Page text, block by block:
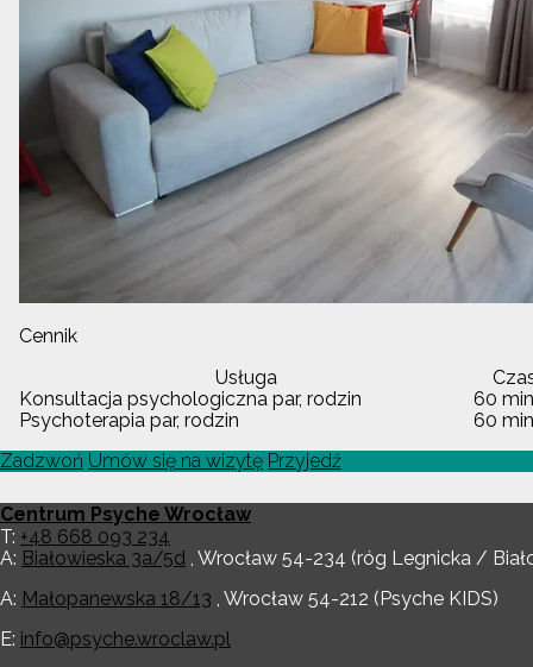
Cennik
Usługa
Konsultacja psychologiczna par, rodzin
60
Psychoterapia par, rodzin
60
Zadzwoń Umów się na wizytę Przyjedź
Centrum Psyche Wrocław
T: +48 668 093 234
A: Białowieska 3a/5d , Wrocław 54-234 (róg Legnicka /
A: Małopanewska 18/13 , Wrocław 54-212 (Psyche KIDS)
E: info@psyche.wroclaw.pl